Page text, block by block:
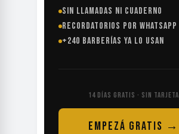
SIN LLAMADAS NI CUADERNO
RECORDATORIOS POR WHATSAPP
+240 BARBERÍAS YA LO USAN
14 DÍAS GRATIS · SIN TARJETA
EMPEZÁ GRATIS →